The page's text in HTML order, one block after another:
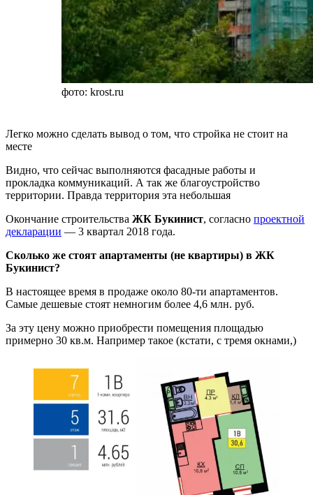
фото: krost.ru
Легко можно сделать вывод о том, что стройка не стоит на
месте
Видно, что сейчас выполняются фасадные работы и
прокладка коммуникаций. А так же благоустройство
территории. Правда территория эта небольшая
Окончание строительства ЖК Букинист, согласно проектной
декларации — 3 квартал 2018 года.
Сколько же стоят апартаменты (не квартиры) в ЖК
Букинист?
В настоящее время в продаже около 80-ти апартаментов.
Самые дешевые стоят немногим более 4,6 млн. руб.
За эту цену можно приобрести помещения площадью
примерно 30 кв.м. Например такое (кстати, с тремя окнами,)